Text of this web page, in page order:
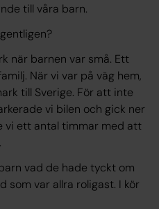
till våra barn.
när barnen var små. Ett
När vi var på väg hem,
till Sverige. För att inte
vi bilen och gick ner
vi ett antal timmar med att
vad de hade tyckt om
som var allra roligast. I kör